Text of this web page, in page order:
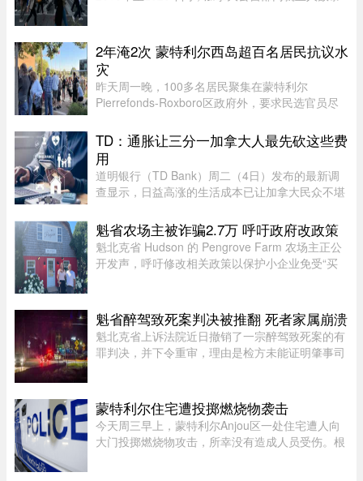
在大西洋省份，恐将削弱国家的 ...
2年淹2次 蒙特利尔西岛超百名居民抗议水
灾
昨天周一晚，100多名居民聚集在蒙特利尔
Pierrefonds-Roxboro区政府外，要求民选官员尽
水侵袭以来，该区举行的首次市政委员会会议。居
民表示，自己已经花费数万甚至数十 ...
TD：通胀让三分一加拿大人最先砍这些费
用
道明银行（TD Bank）周二（4日）发布的最新调
查显示，日益高涨的生活成本已让加拿大民众不堪
Global News报道，道明保险（TD Insurance）的
数据指出，33%的加拿大民众为了节 ...
魁省农场主被诈骗2.7万 呼吁政府改政策
魁北克省 Hudson 的 Pengrove Farm 农场主正公
开发声，呼吁修改相关政策以保护小企业免受“买
Cosgrove 和 Matt Penney 夫 ...
魁省醉驾致死案判决被推翻 死者家属崩溃
魁北克省上诉法院近日撤销了一宗醉驾致死案的有
罪判决，并下令重审，理由是检方未能证明肇事司
Yannick Potvin驾驶踏板车行驶在Sai ...
蒙特利尔住宅遭投掷燃烧物袭击
今天周三早上，蒙特利尔Anjou区一处住宅遭人向
大门投掷燃烧物攻击，所幸没有造成人员受伤。根